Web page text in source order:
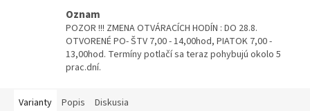
Oznam
POZOR !!! ZMENA OTVÁRACÍCH HODÍN : DO 28.8.
OTVORENÉ PO- ŠTV 7,00 - 14,00hod, PIATOK 7,00 -
13,00hod. Termíny potlačí sa teraz pohybujú okolo 5
prac.dní.
Varianty Popis Diskusia